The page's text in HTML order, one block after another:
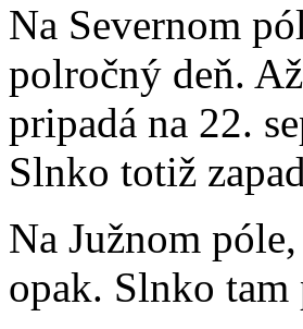
Na Severnom
polročný deň.
pripadá na 22.
Slnko totiž
Na Južnom
opak. Slnko tam